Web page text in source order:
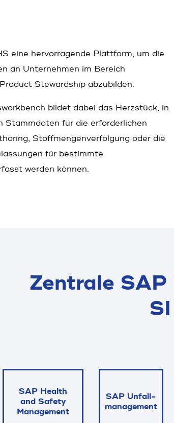
eine hervorragende Plattform, um die
an Unternehmen im Bereich
Stewardship abzubilden.
bildet dabei das Herzstück, in
Stammdaten für die erforderlichen
Stoffmengenverfolgung oder die
für bestimmte
werden können.
Zentrale SAP
SAP Health
and Safety
Manage­ment
SAP Unfall­
manage­ment